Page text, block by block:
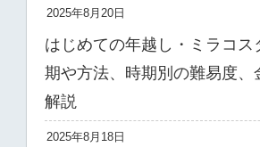
2025年8月20日
はじめての年越し・ミラコ
期や方法、時期別の難易度、
解説
2025年8月18日